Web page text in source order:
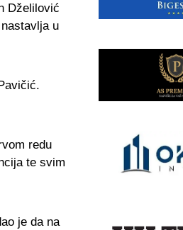
Dželilović
u
redu
te svim
je da na